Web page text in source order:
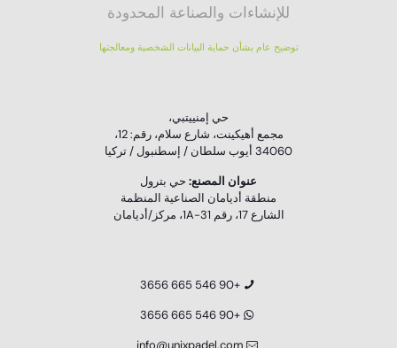
للإنشاءات والصناعة المحدودة
توضيح عام بشأن حماية البيانات الشخصية ومعالجتها
حي إمنييتبي،
مجمع أهيكينت، شارع سلام، رقم: 12،
34060 أيوب سلطان / إسطنبول / تركيا
عنوان المصنع: حي بترول
منطقة أديامان الصناعية المنظمة
الشارع 17، رقم 31-1A، مركز/أديامان
+90 546 665 3656
+90 546 665 3656
info@unixpadel.com